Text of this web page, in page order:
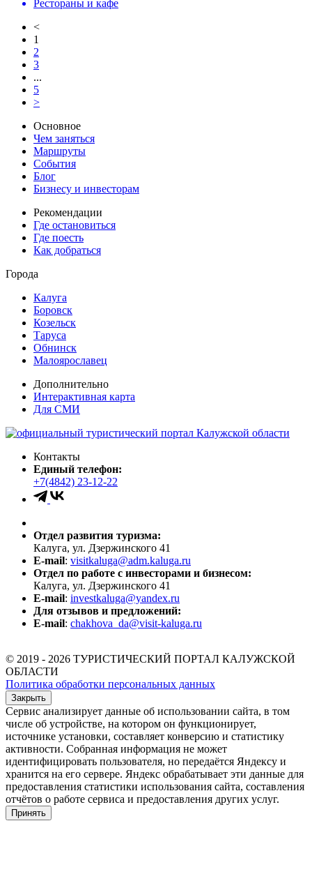
Рестораны и кафе
<
1
2
3
...
5
>
Основное
Чем заняться
Маршруты
События
Блог
Бизнесу и инвесторам
Рекомендации
Где остановиться
Где поесть
Как добраться
Города
Калуга
Боровск
Козельск
Таруса
Обнинск
Малоярославец
Дополнительно
Интерактивная карта
Для СМИ
Контакты
Единый телефон:
+7(4842) 23-12-22
Отдел развития туризма:
Калуга, ул. Дзержинского 41
E-mail: visitkaluga@adm.kaluga.ru
Отдел по работе с инвесторами и бизнесом:
Калуга, ул. Дзержинского 41
E-mail: investkaluga@yandex.ru
Для отзывов и предложений:
E-mail: chakhova_da@visit-kaluga.ru
© 2019 - 2026 ТУРИСТИЧЕСКИЙ ПОРТАЛ КАЛУЖСКОЙ
ОБЛАСТИ
Политика обработки персональных данных
Закрыть
Сервис анализирует данные об использовании сайта, в том
числе об устройстве, на котором он функционирует,
источнике установки, составляет конверсию и статистику
активности. Собранная информация не может
идентифицировать пользователя, но передаётся Яндексу и
хранится на его сервере. Яндекс обрабатывает эти данные для
предоставления статистики использования сайта, составления
отчётов о работе сервиса и предоставления других услуг.
Принять